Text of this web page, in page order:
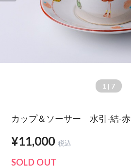
1 | 7
カップ＆ソーサー 水引-結-赤
¥11,000 税込
SOLD OUT